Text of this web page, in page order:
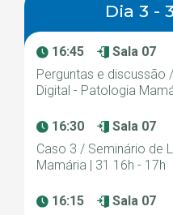
Dia 3 -
16:45
Sala 07
Perguntas e discussão
Digital - Patologia
16:30
Sala 07
Caso 3 / Seminário de
Mamária | 31 16h - 17h
16:15
Sala 07